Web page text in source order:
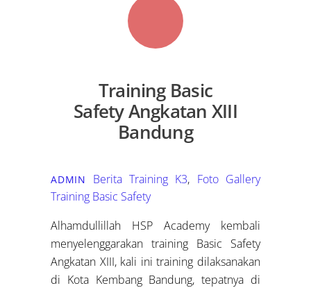
Training Basic
Safety Angkatan XIII
Bandung
ADMIN Berita Training K3, Foto Gallery
Training Basic Safety
Alhamdullillah HSP Academy kembali
menyelenggarakan training Basic Safety
Angkatan XIII, kali ini training dilaksanakan
di Kota Kembang Bandung, tepatnya di